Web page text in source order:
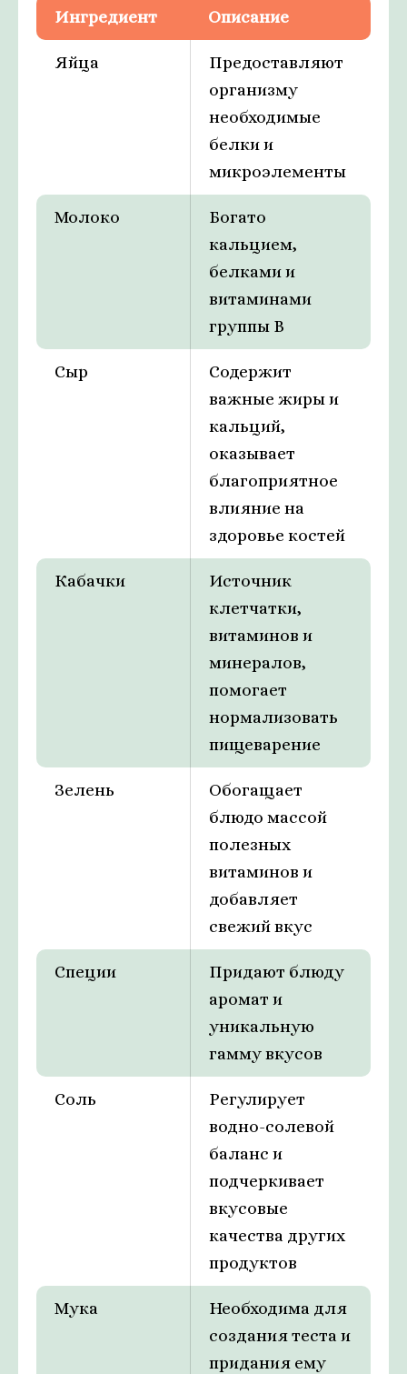
Ингредиент Описание
Яйца
Предоставляют
организму
необходимые
белки и
микроэлементы
Молоко
Богато
кальцием,
белками и
витаминами
группы В
Сыр
Содержит
важные жиры и
кальций,
оказывает
благоприятное
влияние на
здоровье костей
Кабачки
Источник
клетчатки,
витаминов и
минералов,
помогает
нормализовать
пищеварение
Зелень
Обогащает
блюдо массой
полезных
витаминов и
добавляет
свежий вкус
Специи
Придают блюду
аромат и
уникальную
гамму вкусов
Соль
Регулирует
водно-солевой
баланс и
подчеркивает
вкусовые
качества других
продуктов
Мука
Необходима для
создания теста и
придания ему